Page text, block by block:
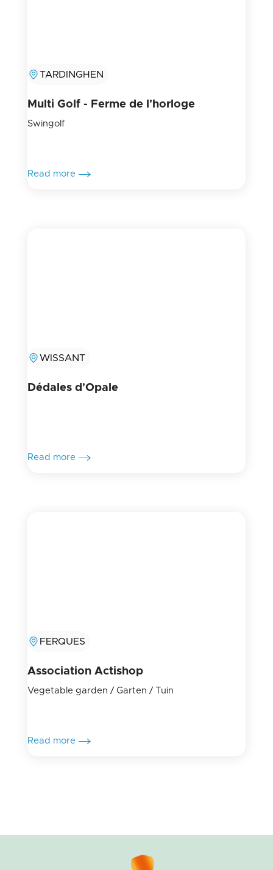
TARDINGHEN
Multi Golf - Ferme de l'horloge
Swingolf
Read more
WISSANT
Dédales d'Opale
Read more
FERQUES
Association Actishop
Vegetable garden / Garten / Tuin
Read more